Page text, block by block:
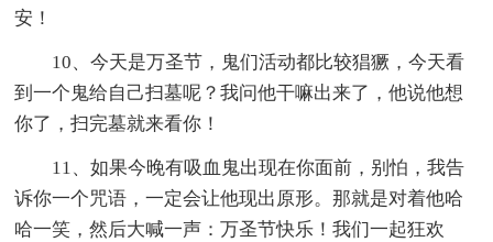
安！
10、今天是万圣节，鬼们活动都比较猖獗，今天看
到一个鬼给自己扫墓呢？我问他干嘛出来了，他说他想
你了，扫完墓就来看你！
11、如果今晚有吸血鬼出现在你面前，别怕，我告
诉你一个咒语，一定会让他现出原形。那就是对着他哈
哈一笑，然后大喊一声：万圣节快乐！我们一起狂欢